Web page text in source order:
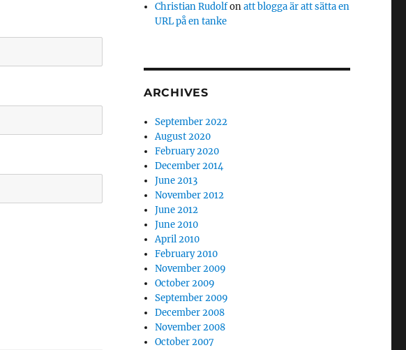
Christian Rudolfonatt blogga är att sätta en
URL på en tanke
ARCHIVES
September 2022
August 2020
February 2020
December 2014
June 2013
November 2012
June 2012
June 2010
April 2010
February 2010
November 2009
October 2009
September 2009
December 2008
November 2008
October 2007